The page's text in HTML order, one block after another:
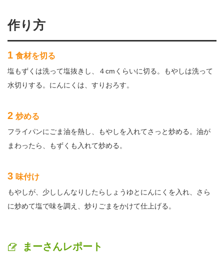
作り方
1 食材を切る
塩もずくは洗って塩抜きし、４cmくらいに切る。もやしは洗って
水切りする。にんにくは、すりおろす。
2 炒める
フライパンにごま油を熱し、もやしを入れてさっと炒める。油が
まわったら、もずくも入れて炒める。
3 味付け
もやしが、少ししんなりしたらしょうゆとにんにくを入れ、さら
に炒めて塩で味を調え、炒りごまをかけて仕上げる。
まーさんレポート